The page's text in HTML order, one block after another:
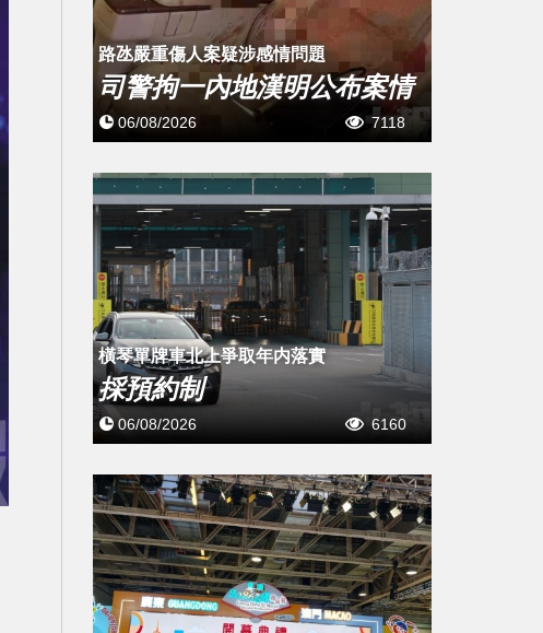
​路氹嚴重傷人案疑涉感情問題
司警拘一內地漢明公布案情
06/08/2026 7118
橫琴單牌車北上爭取年内落實
採預約制
06/08/2026 6160